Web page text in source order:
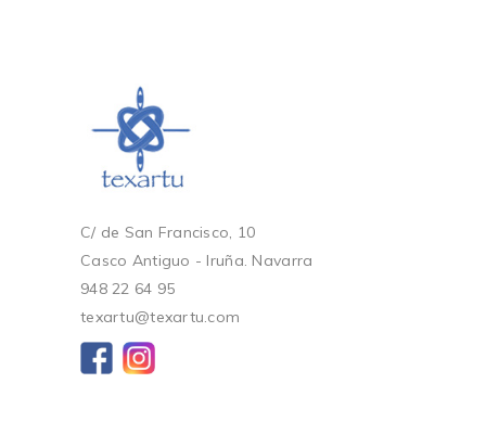
C/ de San Francisco, 10
Casco Antiguo - Iruña. Navarra
948 22 64 95
texartu@texartu.com